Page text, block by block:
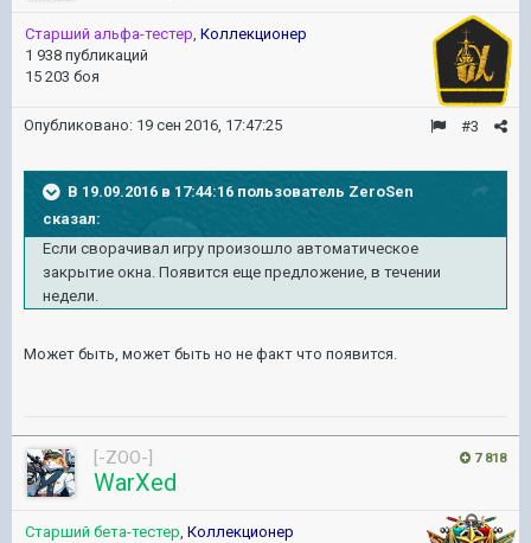
Старший альфа-тестер, Коллекционер
1 938 публикаций
15 203 боя
#3
Опубликовано: 19 сен 2016, 17:47:25
В 19.09.2016 в 17:44:16 пользователь ZeroSen
сказал:
Если сворачивал игру произошло автоматическое
закрытие окна. Появится еще предложение, в течении
недели.
Может быть, может быть но не факт что появится.
7 818
[-ZOO-]
WarXed
Старший бета-тестер, Коллекционер